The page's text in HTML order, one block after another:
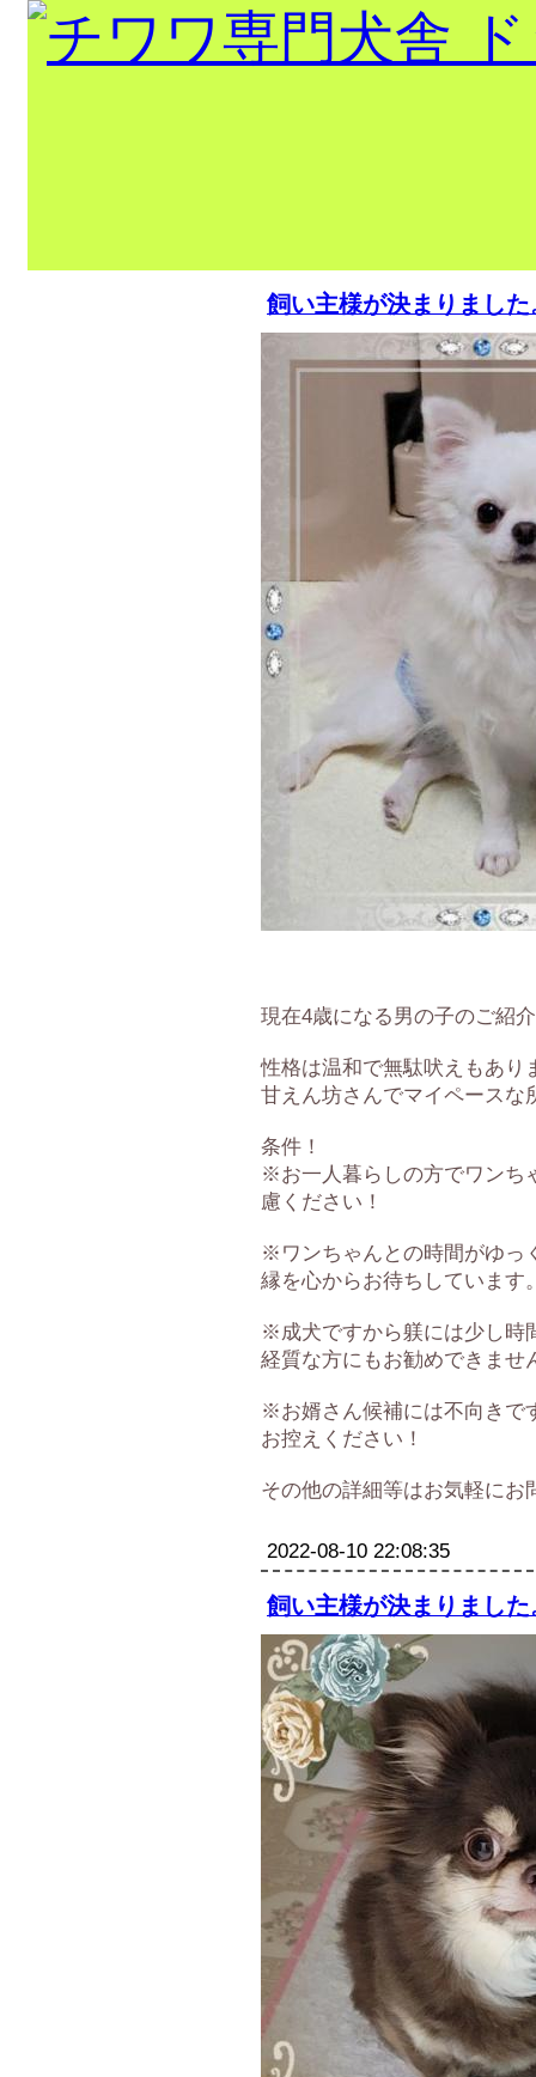
飼い主様が決まりました
現在4歳になる男の子のご紹
性格は温和で無駄吠えもあり
甘えん坊さんでマイペースな
条件！
※お一人暮らしの方でワンち
慮ください！
※ワンちゃんとの時間がゆっ
縁を心からお待ちしています
※成犬ですから躾には少し時
経質な方にもお勧めできませ
※お婿さん候補には不向きで
お控えください！
その他の詳細等はお気軽にお
2022-08-10 22:08:35
飼い主様が決まりました